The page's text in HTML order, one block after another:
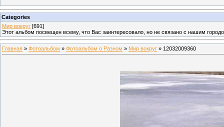
Categories
Мир вокруг [691]
Этот альбом посвещен всему, что Вас заинтересовало, но не связано с нашим
Главная » Фотоальбом » Фотоальбом о Разном » Мир вокруг » 12032009360